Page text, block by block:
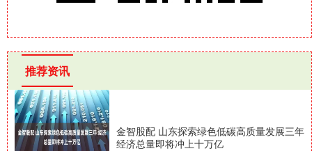
推荐资讯
金智股配 山东探索绿色低碳高质量发展三年
经济总量即将冲上十万亿